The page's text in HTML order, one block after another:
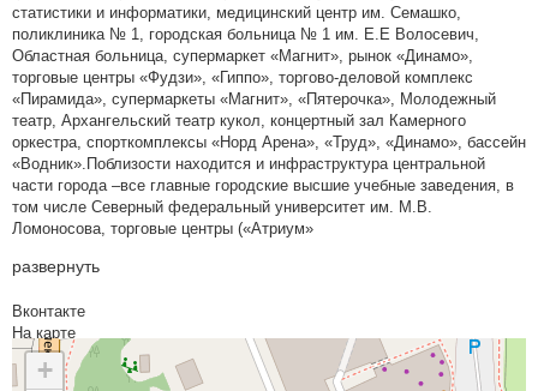
статистики и информатики, медицинский центр им. Семашко,
поликлиника № 1, городская больница № 1 им. Е.Е Волосевич,
Областная больница, супермаркет «Магнит», рынок «Динамо»,
торговые центры «Фудзи», «Гиппо», торгово-деловой комплекс
«Пирамида», супермаркеты «Магнит», «Пятерочка», Молодежный
театр, Архангельский театр кукол, концертный зал Камерного
оркестра, спорткомплексы «Норд Арена», «Труд», «Динамо», бассейн
«Водник».Поблизости находится и инфраструктура центральной
части города –все главные городские высшие учебные заведения, в
том числе Северный федеральный университет им. М.В.
Ломоносова, торговые центры («Атриум»
развернуть
Вконтакте
На карте
+